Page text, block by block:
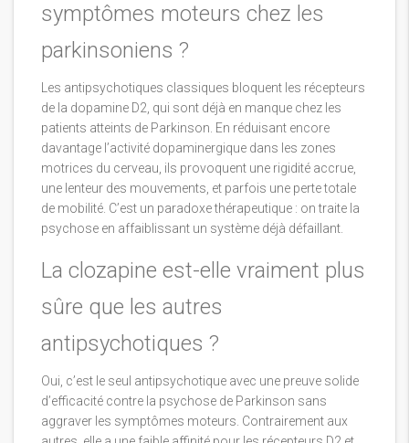
symptômes moteurs chez les
parkinsoniens ?
Les antipsychotiques classiques bloquent les récepteurs
de la dopamine D2, qui sont déjà en manque chez les
patients atteints de Parkinson. En réduisant encore
davantage l’activité dopaminergique dans les zones
motrices du cerveau, ils provoquent une rigidité accrue,
une lenteur des mouvements, et parfois une perte totale
de mobilité. C’est un paradoxe thérapeutique : on traite la
psychose en affaiblissant un système déjà défaillant.
La clozapine est-elle vraiment plus
sûre que les autres
antipsychotiques ?
Oui, c’est le seul antipsychotique avec une preuve solide
d’efficacité contre la psychose de Parkinson sans
aggraver les symptômes moteurs. Contrairement aux